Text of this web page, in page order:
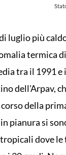
luglio più
termica
tra il 1991 e
dell'Arpav,
della
pianura si
dove